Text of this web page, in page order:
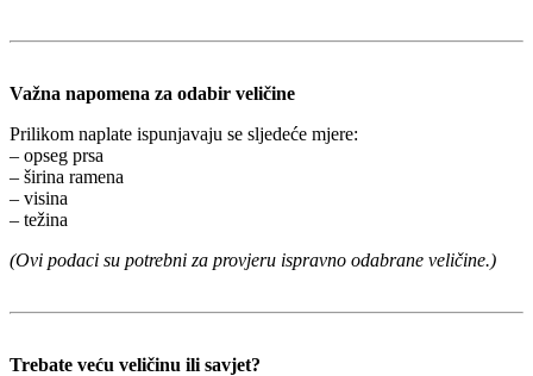
Važna napomena za odabir veličine
Prilikom naplate ispunjavaju se sljedeće mjere:
– opseg prsa
– širina ramena
– visina
– težina
(Ovi podaci su potrebni za provjeru ispravno odabrane veličine.)
Trebate veću veličinu ili savjet?